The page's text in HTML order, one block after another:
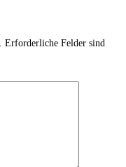
Erforderliche Felder sind